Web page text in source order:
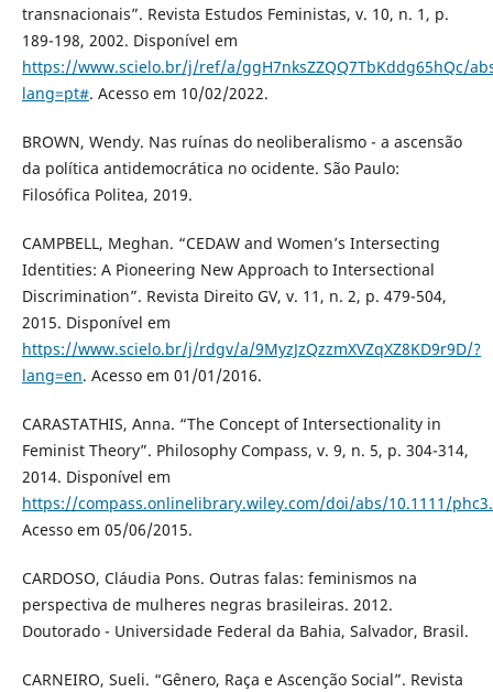
transnacionais”. Revista Estudos Feministas, v. 10, n. 1, p.
189-198, 2002. Disponível em
https://www.scielo.br/j/ref/a/ggH7nksZZQQ7TbKddg65hQc/
lang=pt#. Acesso em 10/02/2022.
BROWN, Wendy. Nas ruínas do neoliberalismo - a ascensão
da política antidemocrática no ocidente. São Paulo:
Filosófica Politea, 2019.
CAMPBELL, Meghan. “CEDAW and Women’s Intersecting
Identities: A Pioneering New Approach to Intersectional
Discrimination”. Revista Direito GV, v. 11, n. 2, p. 479-504,
2015. Disponível em
https://www.scielo.br/j/rdgv/a/9MyzJzQzzmXVZqXZ8KD9r9D/?
lang=en. Acesso em 01/01/2016.
CARASTATHIS, Anna. “The Concept of Intersectionality in
Feminist Theory”. Philosophy Compass, v. 9, n. 5, p. 304-314,
2014. Disponível em
https://compass.onlinelibrary.wiley.com/doi/abs/10.1111/
Acesso em 05/06/2015.
CARDOSO, Cláudia Pons. Outras falas: feminismos na
perspectiva de mulheres negras brasileiras. 2012.
Doutorado - Universidade Federal da Bahia, Salvador, Brasil.
CARNEIRO, Sueli. “Gênero, Raça e Ascenção Social”. Revista